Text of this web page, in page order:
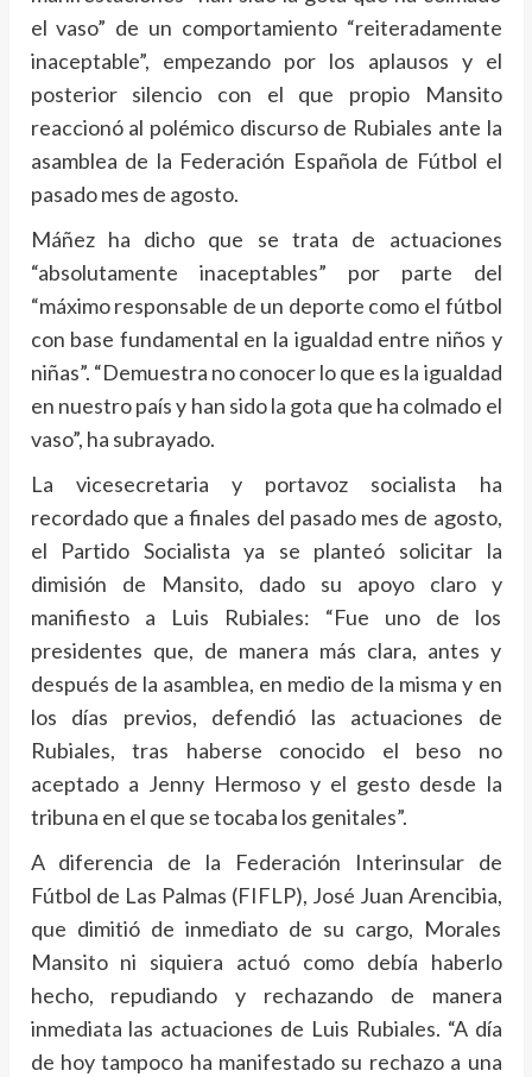
el vaso” de un comportamiento “reiteradamente
inaceptable”, empezando por los aplausos y el
posterior silencio con el que propio Mansito
reaccionó al polémico discurso de Rubiales ante la
asamblea de la Federación Española de Fútbol el
pasado mes de agosto.
Máñez ha dicho que se trata de actuaciones
“absolutamente inaceptables” por parte del
“máximo responsable de un deporte como el fútbol
con base fundamental en la igualdad entre niños y
niñas”. “Demuestra no conocer lo que es la igualdad
en nuestro país y han sido la gota que ha colmado el
vaso”, ha subrayado.
La vicesecretaria y portavoz socialista ha
recordado que a finales del pasado mes de agosto,
el Partido Socialista ya se planteó solicitar la
dimisión de Mansito, dado su apoyo claro y
manifiesto a Luis Rubiales: “Fue uno de los
presidentes que, de manera más clara, antes y
después de la asamblea, en medio de la misma y en
los días previos, defendió las actuaciones de
Rubiales, tras haberse conocido el beso no
aceptado a Jenny Hermoso y el gesto desde la
tribuna en el que se tocaba los genitales”.
A diferencia de la Federación Interinsular de
Fútbol de Las Palmas (FIFLP), José Juan Arencibia,
que dimitió de inmediato de su cargo, Morales
Mansito ni siquiera actuó como debía haberlo
hecho, repudiando y rechazando de manera
inmediata las actuaciones de Luis Rubiales. “A día
de hoy tampoco ha manifestado su rechazo a una